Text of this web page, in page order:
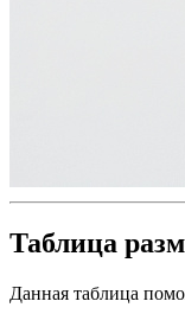
Таблица
Данная таблица